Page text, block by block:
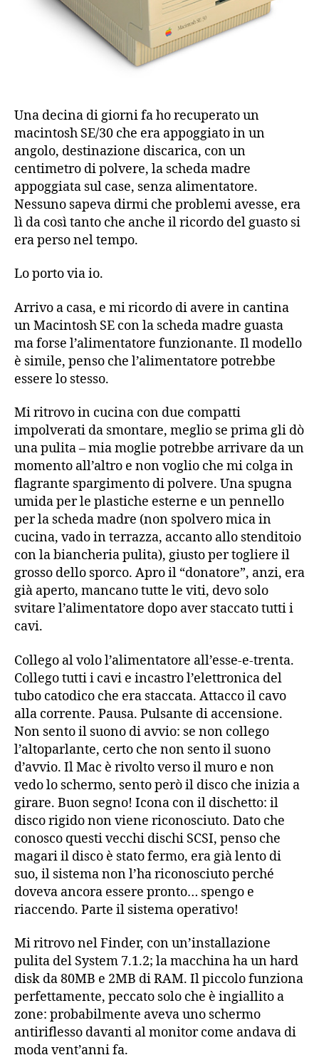
Una decina di giorni fa ho recuperato un
macintosh SE/30 che era appoggiato in un
angolo, destinazione discarica, con un
centimetro di polvere, la scheda madre
appoggiata sul case, senza alimentatore.
Nessuno sapeva dirmi che problemi avesse, era
lì da così tanto che anche il ricordo del guasto si
era perso nel tempo.
Lo porto via io.
Arrivo a casa, e mi ricordo di avere in cantina
un Macintosh SE con la scheda madre guasta
ma forse l’alimentatore funzionante. Il modello
è simile, penso che l’alimentatore potrebbe
essere lo stesso.
Mi ritrovo in cucina con due compatti
impolverati da smontare, meglio se prima gli dò
una pulita – mia moglie potrebbe arrivare da un
momento all’altro e non voglio che mi colga in
flagrante spargimento di polvere. Una spugna
umida per le plastiche esterne e un pennello
per la scheda madre (non spolvero mica in
cucina, vado in terrazza, accanto allo stenditoio
con la biancheria pulita), giusto per togliere il
grosso dello sporco. Apro il “donatore”, anzi, era
già aperto, mancano tutte le viti, devo solo
svitare l’alimentatore dopo aver staccato tutti i
cavi.
Collego al volo l’alimentatore all’esse-e-trenta.
Collego tutti i cavi e incastro l’elettronica del
tubo catodico che era staccata. Attacco il cavo
alla corrente. Pausa. Pulsante di accensione.
Non sento il suono di avvio: se non collego
l’altoparlante, certo che non sento il suono
d’avvio. Il Mac è rivolto verso il muro e non
vedo lo schermo, sento però il disco che inizia a
girare. Buon segno! Icona con il dischetto: il
disco rigido non viene riconosciuto. Dato che
conosco questi vecchi dischi SCSI, penso che
magari il disco è stato fermo, era già lento di
suo, il sistema non l’ha riconosciuto perché
doveva ancora essere pronto… spengo e
riaccendo. Parte il sistema operativo!
Mi ritrovo nel Finder, con un’installazione
pulita del System 7.1.2; la macchina ha un hard
disk da 80MB e 2MB di RAM. Il piccolo funziona
perfettamente, peccato solo che è ingiallito a
zone: probabilmente aveva uno schermo
antiriflesso davanti al monitor come andava di
moda vent’anni fa.